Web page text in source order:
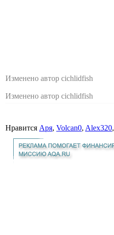
Изменено автор cichlidfish
Изменено автор cichlidfish
Нравится Аря, Volcan0, Alex320,